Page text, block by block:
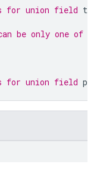
for union field
be only one of
for union field